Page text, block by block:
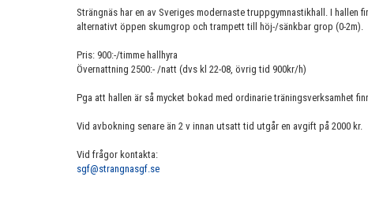
Strängnäs har en av Sveriges modernaste truppgymnastikhall. I
alternativt öppen skumgrop och trampett till höj-/sänkbar grop (0-2m).
Pris: 900:-/timme hallhyra
Övernattning 2500:- /natt (dvs kl 22-08, övrig tid 900kr/h)
Pga att hallen är så mycket bokad med ordinarie träningsverksamhet
Vid avbokning senare än 2 v innan utsatt tid utgår en avgift på 2000 kr.
Vid frågor kontakta:
sgf@strangnasgf.se